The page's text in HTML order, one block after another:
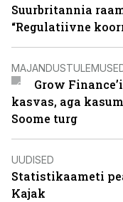
Suurbritannia
“Regulatiivne
Grow
kasvas, aga
Soome turg
UUDISED
Statistikaameti
Kajak